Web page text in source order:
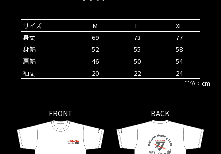
サイズ M L
XL
身丈
69 73
77
身幅
52 55
58
肩幅
46 50
54
袖丈
20 22 24
単位：cm
FRONT BACK